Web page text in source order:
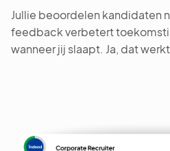
Jullie beoordelen kandidaten
feedback verbetert
wanneer jij slaapt. Ja, dat